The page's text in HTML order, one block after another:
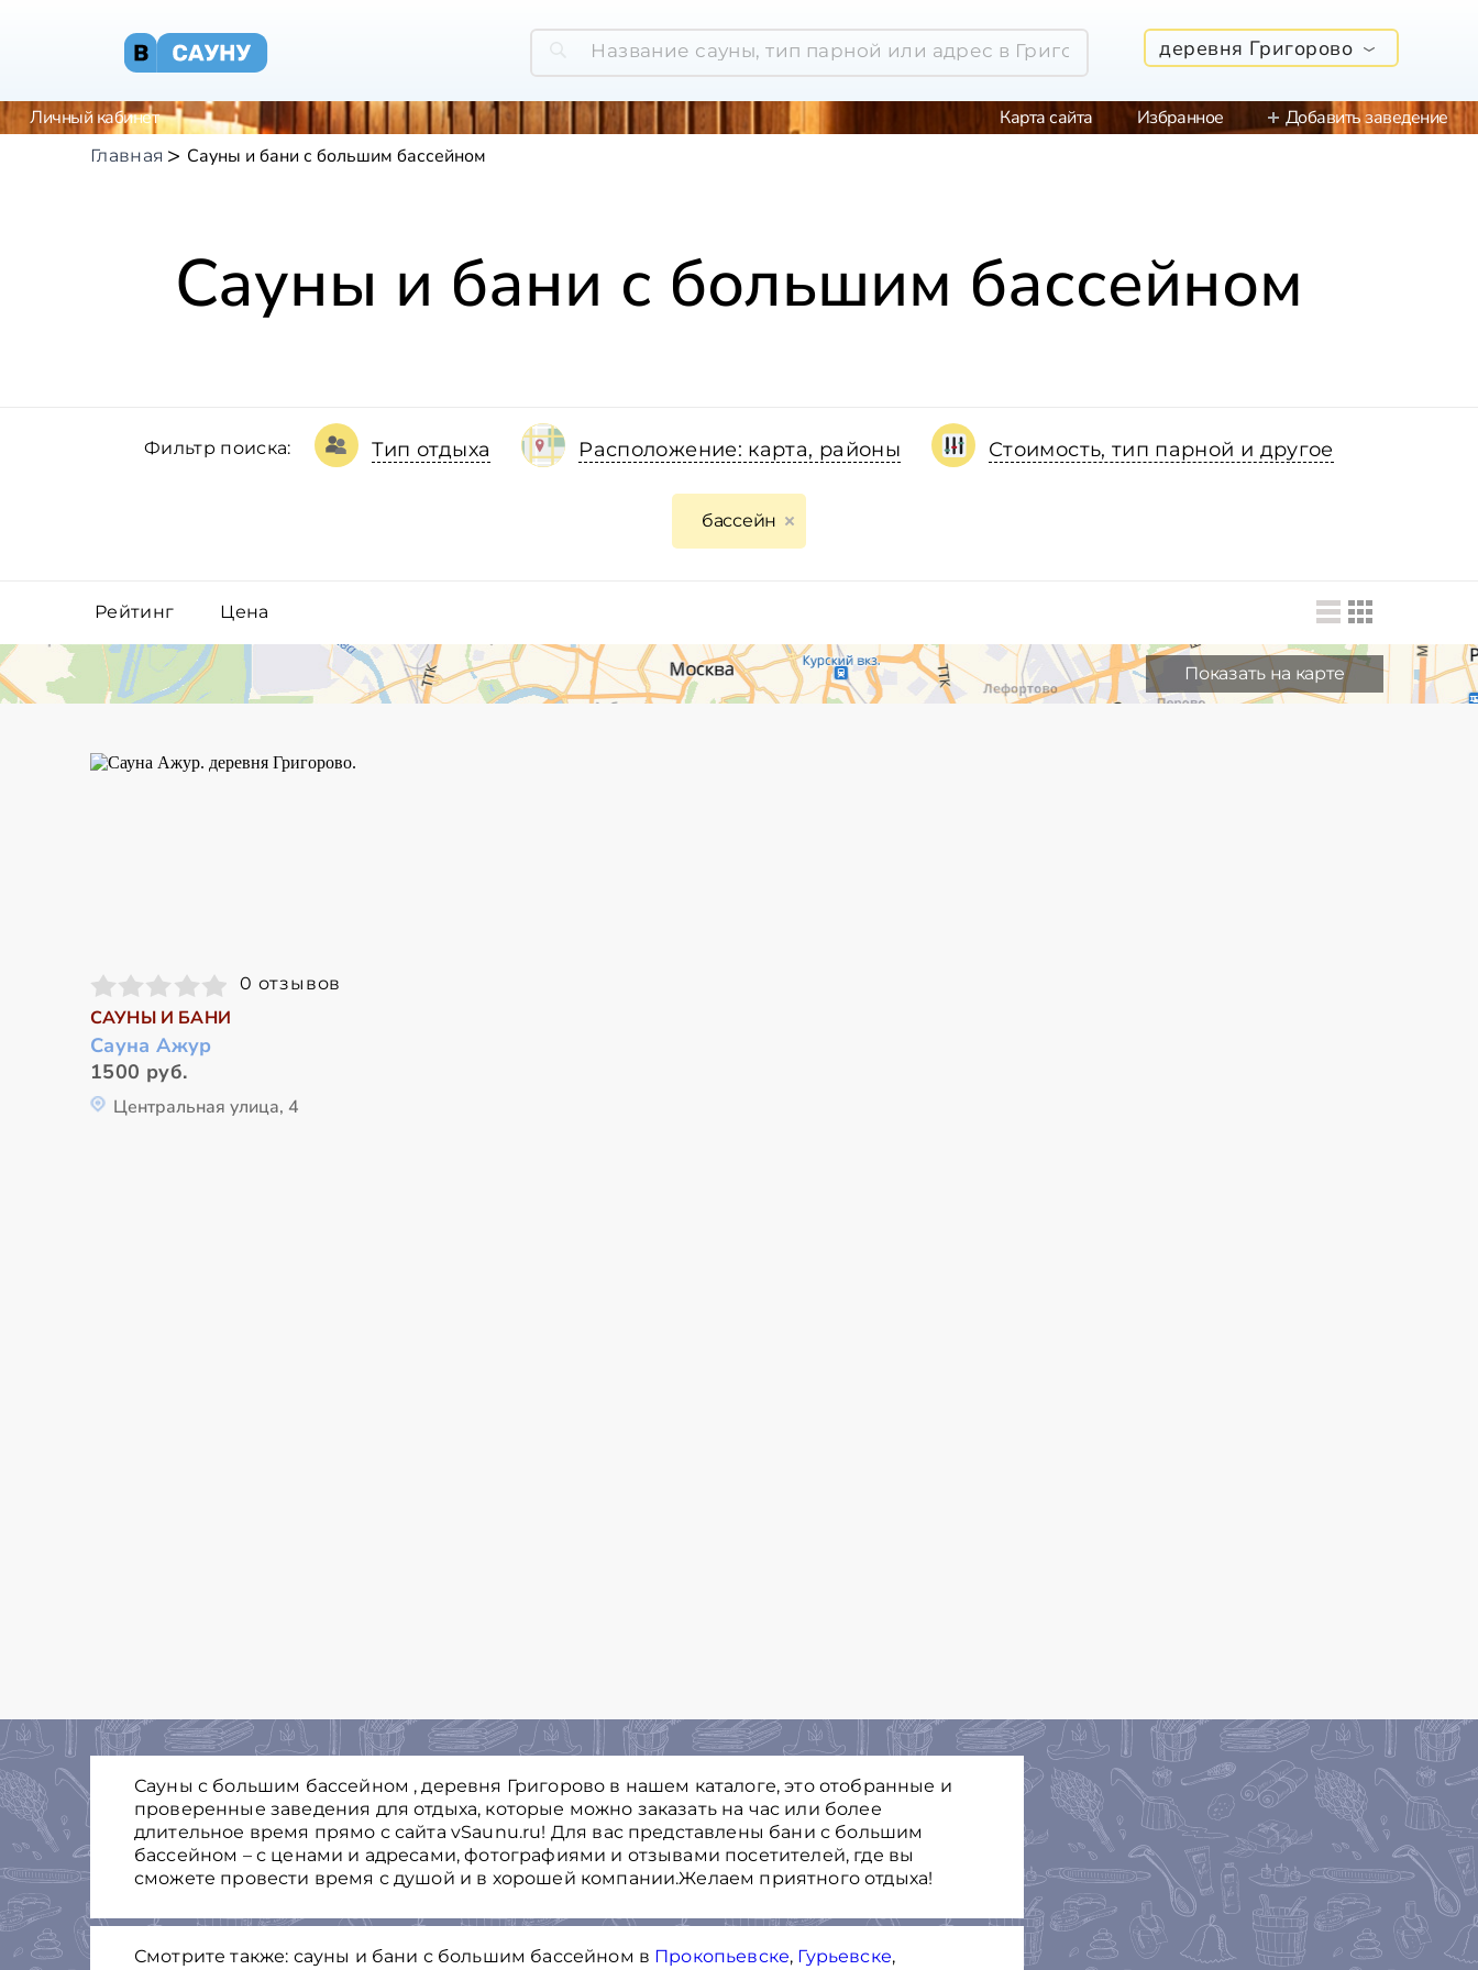
деревня Григорово
Личный кабинет Карта сайта Избранное Добавить заведение
Главная Сауны и бани с большим бассейном
Сауны и бани с большим бассейном
Фильтр поиска: Тип отдыха Расположение: карта, районы Стоимость, тип парной и другое
бассейн
Рейтинг Цена
Показать на карте
0 отзывов
САУНЫ И БАНИ
Сауна Ажур
1500 руб.
Центральная улица, 4
Сауны с большим бассейном , деревня Григорово в нашем каталоге, это отобранные и
проверенные заведения для отдыха, которые можно заказать на час или более
длительное время прямо с сайта vSaunu.ru! Для вас представлены бани с большим
бассейном – с ценами и адресами, фотографиями и отзывами посетителей, где вы
сможете провести время с душой и в хорошей компании.Желаем приятного отдыха!
Смотрите также: сауны и бани с большим бассейном в Прокопьевске, Гурьевске,